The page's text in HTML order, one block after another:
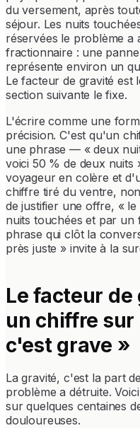
du versement, après
séjour. Les nuits
réservées le problème a
fractionnaire : une
représente environ un
Le facteur de gravité est
section suivante le fixe.
L'écrire comme une
précision. C'est qu'un
une phrase — « deux
voici 50 % de deux
voyageur en colère et
chiffre tiré du ventre,
de justifier une offre, «
nuits touchées et par un
phrase qui clôt la
près juste » invite à la
Le facteur
un chiffre
c'est grave »
La gravité, c'est la part
problème a détruite.
sur quelques centaines
douloureuses.